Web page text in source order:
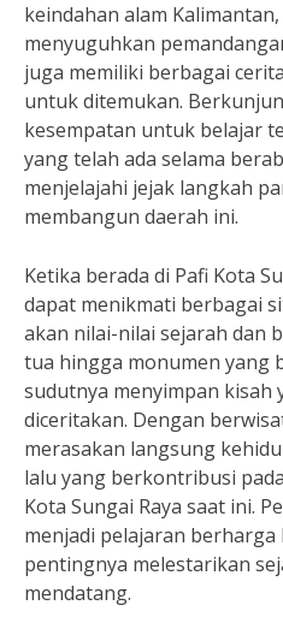
keindahan alam
menyuguhkan
juga memiliki berbagai
untuk ditemukan.
kesempatan untuk belajar
yang telah ada selama
menjelajahi jejak langkah
membangun daerah ini.
Ketika berada di Pafi Kota
dapat menikmati berbagai
akan nilai-nilai sejarah dan
tua hingga monumen yang
sudutnya menyimpan kisah
diceritakan. Dengan
merasakan langsung
lalu yang berkontribusi
Kota Sungai Raya saat ini.
menjadi pelajaran
pentingnya melestarikan
mendatang.